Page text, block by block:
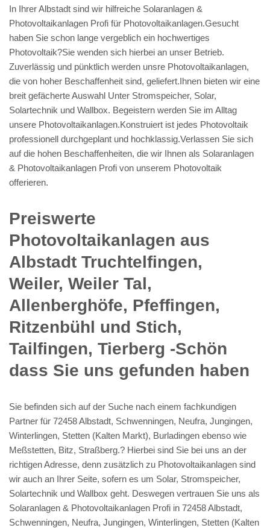
In Ihrer Albstadt sind wir hilfreiche Solaranlagen &
Photovoltaikanlagen Profi für Photovoltaikanlagen.Gesucht
haben Sie schon lange vergeblich ein hochwertiges
Photovoltaik?Sie wenden sich hierbei an unser Betrieb.
Zuverlässig und pünktlich werden unsre Photovoltaikanlagen,
die von hoher Beschaffenheit sind, geliefert.Ihnen bieten wir eine
breit gefächerte Auswahl Unter Stromspeicher, Solar,
Solartechnik und Wallbox. Begeistern werden Sie im Alltag
unsere Photovoltaikanlagen.Konstruiert ist jedes Photovoltaik
professionell durchgeplant und hochklassig.Verlassen Sie sich
auf die hohen Beschaffenheiten, die wir Ihnen als Solaranlagen
& Photovoltaikanlagen Profi von unserem Photovoltaik
offerieren.
Preiswerte
Photovoltaikanlagen aus
Albstadt Truchtelfingen,
Weiler, Weiler Tal,
Allenberghöfe, Pfeffingen,
Ritzenbühl und Stich,
Tailfingen, Tierberg -Schön
dass Sie uns gefunden haben
Sie befinden sich auf der Suche nach einem fachkundigen
Partner für 72458 Albstadt, Schwenningen, Neufra, Jungingen,
Winterlingen, Stetten (Kalten Markt), Burladingen ebenso wie
Meßstetten, Bitz, Straßberg.? Hierbei sind Sie bei uns an der
richtigen Adresse, denn zusätzlich zu Photovoltaikanlagen sind
wir auch an Ihrer Seite, sofern es um Solar, Stromspeicher,
Solartechnik und Wallbox geht. Deswegen vertrauen Sie uns als
Solaranlagen & Photovoltaikanlagen Profi in 72458 Albstadt,
Schwenningen, Neufra, Jungingen, Winterlingen, Stetten (Kalten